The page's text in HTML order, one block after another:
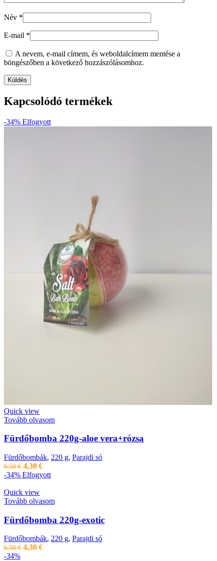
Név *
E-mail *
A nevem, e-mail címem, és weboldalcímem mentése a
böngészőben a következő hozzászólásomhoz.
Kapcsolódó termékek
-34% Elfogyott
Quick view
Tovább olvasom
Fürdőbomba 220g-aloe vera+rózsa
Fürdőbombák, 220 g, Parajdi só
6,50€ Original
price
6,50 €.
4,30 €Current
price
-34% Elfogyott
Quick view
Tovább olvasom
Fürdőbomba 220g-exotic
Fürdőbombák, 220 g, Parajdi só
6,50€ Original
4,30 €Current
-34%